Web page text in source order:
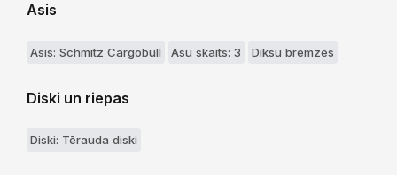
Asis
Asis: Schmitz Cargobull Asu skaits: 3 Diksu bremzes
Diski un riepas
Diski: Tērauda diski